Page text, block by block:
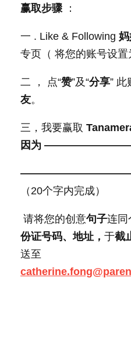
赢取步骤：
一 . Like & Following
专页（ 将您的账号设置
二 ， 点“赞”及“分享” 此
友。
三，我要赢取
因为
（20个字内完成）
请将您的创意句子连同
份证号码、地址， 于截
送至